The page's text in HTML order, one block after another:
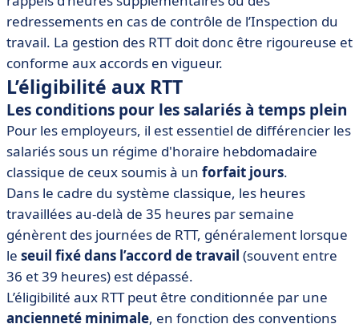
redressements en cas de contrôle de l’Inspection du
travail. La gestion des RTT doit donc être rigoureuse et
conforme aux accords en vigueur.
L’éligibilité aux RTT
Les conditions pour les salariés à temps plein
Pour les employeurs, il est essentiel de différencier les
salariés sous un régime d'horaire hebdomadaire
classique de ceux soumis à un forfait jours.
Dans le cadre du système classique, les heures
travaillées au-delà de 35 heures par semaine
génèrent des journées de RTT, généralement lorsque
le seuil fixé dans l’accord de travail (souvent entre
36 et 39 heures) est dépassé.
L’éligibilité aux RTT peut être conditionnée par une
ancienneté minimale, en fonction des conventions